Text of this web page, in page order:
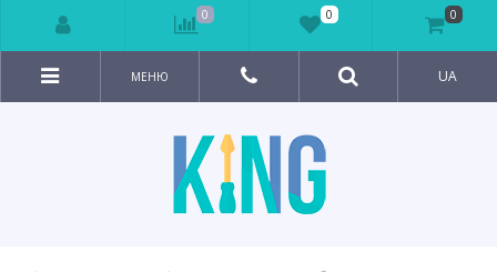
МЕНЮ UA
0 0 0